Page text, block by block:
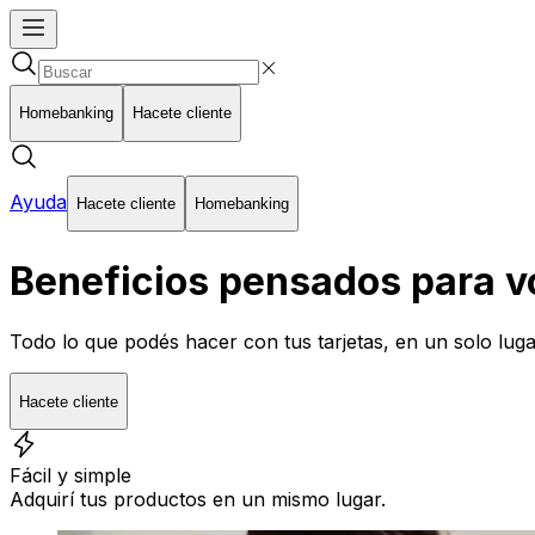
Homebanking Hacete cliente
Ayuda Hacete cliente Homebanking
Beneficios pensados para
Todo lo que podés hacer con tus tarjetas, en un solo
Hacete cliente
Fácil y simple
Adquirí tus productos en un mismo lugar.